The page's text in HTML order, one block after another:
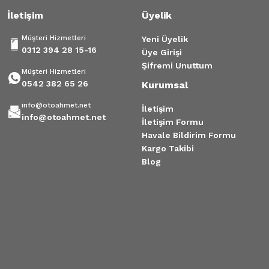
İletişim
Müşteri Hizmetleri
0312 394 28 15-16
Müşteri Hizmetleri
0542 382 65 26
info@otoahmet.net
info@otoahmet.net
Üyelik
Yeni Üyelik
Üye Girişi
Şifremi Unuttum
Kurumsal
İletişim
İletişim Formu
Havale Bildirim Formu
Kargo Takibi
Blog